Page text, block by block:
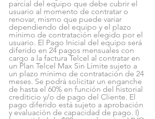
parcial del equipo que debe cubrir el
usuario al momento de contratar o
renovar, mismo que puede variar
dependiendo del equipo y el plazo
mínimo de contratación elegido por el
usuario. El Pago Inicial del equipo será
diferido en 24 pagos mensuales con
cargo a la factura Telcel al contratar en
un Plan Telcel Max Sin Límite sujeto a
un plazo mínimo de contratación de 24
meses. Se podrá solicitar un enganche
de hasta el 60% en función del historial
crediticio y/o de pago del Cliente. El
pago diferido está sujeto a aprobación
y evaluación de capacidad de pago. I)